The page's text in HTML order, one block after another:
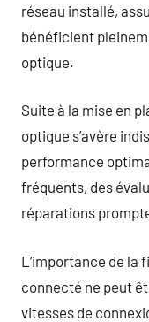
réseau installé,
bénéficient
optique.
Suite à la mise en
optique s’avère
performance
fréquents, des
réparations
L’importance de la
connecté ne peut
vitesses de